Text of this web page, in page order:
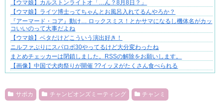
【ウマ娘】カルストンライトオ「…ん？8月8日？」
【ウマ娘】ライツ博士ってちゃんとお風呂入れてるんやろか？
『アーマード・コア』動け… ロックスミス！とかサマになるし機体名がカッ
コいいのって大事だよね
【ウマ娘】ベタだけどこういう演出好き！
ニルファぶりにスパロボ30やってるけど大分変わったね
まとめチェッカーは閉鎖しました。RSSの解除をお願いします。
【画像】中国で犬肉祭りが開催 ??イッヌがたくさん食べられる
サポカ チャンピオンズミーティング チャンミ